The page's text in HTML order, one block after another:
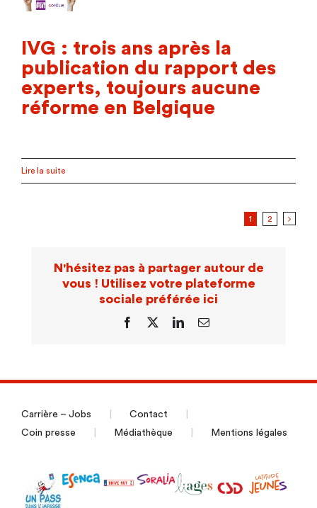
IVG : trois ans après la
publication du rapport des
experts, toujours aucune
réforme en Belgique
Lire la suite
1 2
N'hésitez pas à partager autour de
vous ! Utilisez votre plateforme
sociale préférée ici
Facebook LinkedInEmail
Carrière – Jobs
Contact
Coin presse
Médiathèque Mentions légales